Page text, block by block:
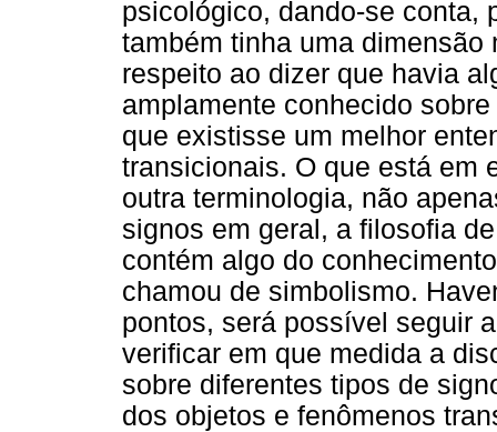
psicológico, dando-se conta,
também tinha uma
respeito ao dizer que havia
amplamente conhecido
que existisse um melhor
transicionais. O que está em
outra terminologia, não
signos em geral, a filosofia
contém algo do
chamou de simbolismo.
pontos, será possível seguir
verificar em que medida a
sobre diferentes tipos de
dos objetos e fenômenos